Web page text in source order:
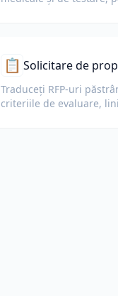
📋 Solicitare de
Traduceți RFP-uri
criteriile de evaluare,